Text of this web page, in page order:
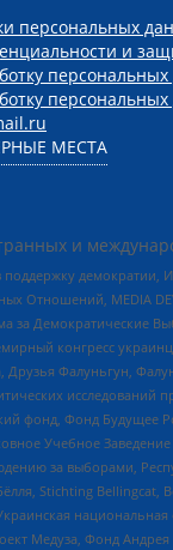
персональных
и
МЕСТА
и
демократии,
Отношений, MEDIA
за Демократические
конгресс
Фалуньгун,
исследований
фонд, Фонд Будущее
Учебное
за выборами,
Stichting Bellingcat,
Медуза, Фонд